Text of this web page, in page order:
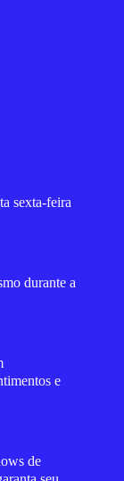
sexta-feira
durante a
e
de